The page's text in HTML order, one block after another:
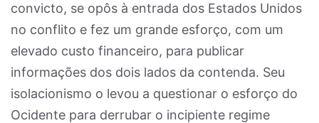
convicto, se opôs à entrada dos Estados Unidos
no conflito e fez um grande esforço, com um
elevado custo financeiro, para publicar
informações dos dois lados da contenda. Seu
isolacionismo o levou a questionar o esforço do
Ocidente para derrubar o incipiente regime